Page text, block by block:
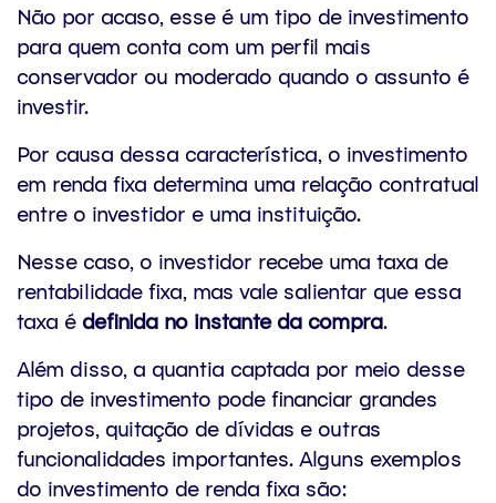
Não por acaso, esse é um tipo de investimento
para quem conta com um perfil mais
conservador ou moderado quando o assunto é
investir.
Por causa dessa característica, o investimento
em renda fixa determina uma relação contratual
entre o investidor e uma instituição.
Nesse caso, o investidor recebe uma taxa de
rentabilidade fixa, mas vale salientar que essa
taxa é definida no instante da compra.
Além disso, a quantia captada por meio desse
tipo de investimento pode financiar grandes
projetos, quitação de dívidas e outras
funcionalidades importantes. Alguns exemplos
do investimento de renda fixa são: